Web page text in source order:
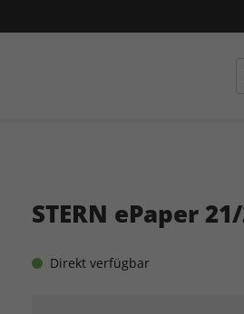
STERN ePaper
Direkt verfügbar